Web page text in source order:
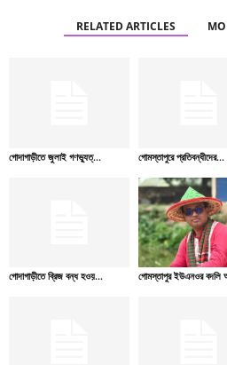
RELATED ARTICLES
গোদাগাড়ীতে জুলাই গণভ্যুত্... গোমস্তাপুরে প্রতিবন্ধীদের...
গোদাগাড়ীতে ব্রিজ বন্ধ হওয়... গোমস্তাপুর ইউএনওর